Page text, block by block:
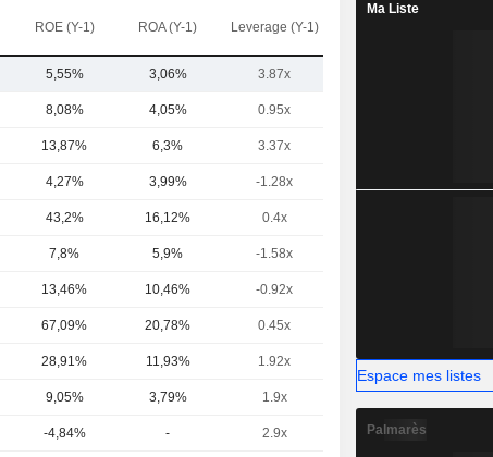
ROE (Y-1) ROA (Y-1) Leverage (Y-1)
5,55% 3,06% 3.87x
8,08% 4,05% 0.95x
13,87% 6,3% 3.37x
4,27% 3,99% -1.28x
43,2% 16,12% 0.4x
7,8% 5,9% -1.58x
13,46% 10,46% -0.92x
67,09% 20,78% 0.45x
28,91% 11,93% 1.92x
9,05% 3,79% 1.9x
-4,84% - 2.9x
Ma Liste
Espace mes listes
Palmarès